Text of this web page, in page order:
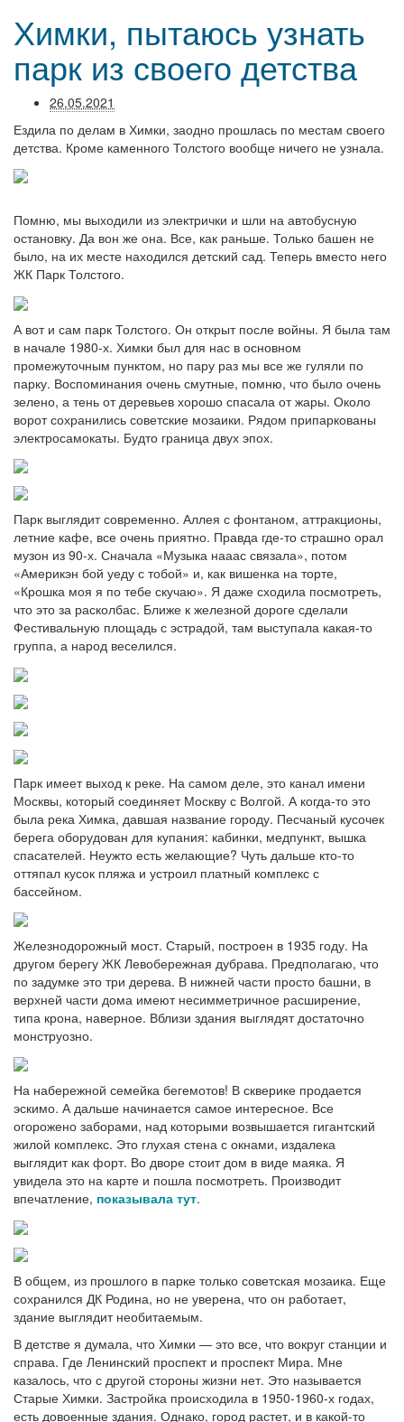
Химки, пытаюсь узнать
парк из своего детства
26.05.2021
Ездила по делам в Химки, заодно прошлась по местам своего
детства. Кроме каменного Толстого вообще ничего не узнала.
Помню, мы выходили из электрички и шли на автобусную
остановку. Да вон же она. Все, как раньше. Только башен не
было, на их месте находился детский сад. Теперь вместо него
ЖК Парк Толстого.
А вот и сам парк Толстого. Он открыт после войны. Я была там
в начале 1980-х. Химки был для нас в основном
промежуточным пунктом, но пару раз мы все же гуляли по
парку. Воспоминания очень смутные, помню, что было очень
зелено, а тень от деревьев хорошо спасала от жары. Около
ворот сохранились советские мозаики. Рядом припаркованы
электросамокаты. Будто граница двух эпох.
Парк выглядит современно. Аллея с фонтаном, аттракционы,
летние кафе, все очень приятно. Правда где-то страшно орал
музон из 90-х. Сначала «Музыка нааас связала», потом
«Америкэн бой уеду с тобой» и, как вишенка на торте,
«Крошка моя я по тебе скучаю». Я даже сходила посмотреть,
что это за расколбас. Ближе к железной дороге сделали
Фестивальную площадь с эстрадой, там выступала какая-то
группа, а народ веселился.
Парк имеет выход к реке. На самом деле, это канал имени
Москвы, который соединяет Москву с Волгой. А когда-то это
была река Химка, давшая название городу. Песчаный кусочек
берега оборудован для купания: кабинки, медпункт, вышка
спасателей. Неужто есть желающие? Чуть дальше кто-то
оттяпал кусок пляжа и устроил платный комплекс с
бассейном.
Железнодорожный мост. Старый, построен в 1935 году. На
другом берегу ЖК Левобережная дубрава. Предполагаю, что
по задумке это три дерева. В нижней части просто башни, в
верхней части дома имеют несимметричное расширение,
типа крона, наверное. Вблизи здания выглядят достаточно
монструозно.
На набережной семейка бегемотов! В скверике продается
эскимо. А дальше начинается самое интересное. Все
огорожено заборами, над которыми возвышается гигантский
жилой комплекс. Это глухая стена с окнами, издалека
выглядит как форт. Во дворе стоит дом в виде маяка. Я
увидела это на карте и пошла посмотреть. Производит
впечатление, показывала тут.
В общем, из прошлого в парке только советская мозаика. Еще
сохранился ДК Родина, но не уверена, что он работает,
здание выглядит необитаемым.
В детстве я думала, что Химки — это все, что вокруг станции и
справа. Где Ленинский проспект и проспект Мира. Мне
казалось, что с другой стороны жизни нет. Это называется
Старые Химки. Застройка происходила в 1950-1960-х годах,
есть довоенные здания. Однако, город растет, и в какой-то